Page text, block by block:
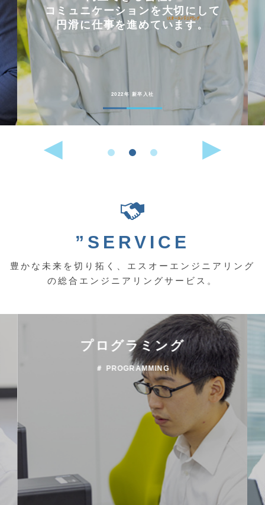
コミュニケーションを大切にして
円滑に仕事を進めています。
2022年 新卒入社
”SERVICE
豊かな未来を切り拓く、エスオーエンジニアリング
の総合エンジニアリングサービス。
プログラミング
＃ PROGRAMMING